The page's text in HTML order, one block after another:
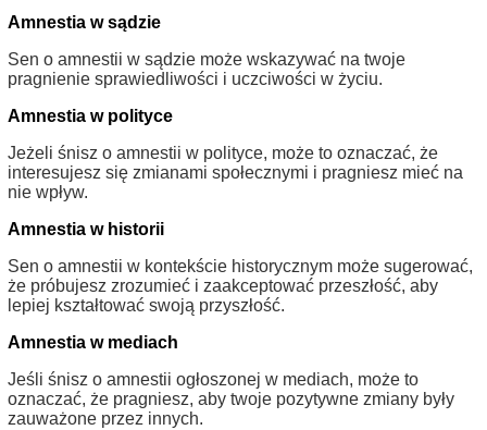
Amnestia w sądzie
Sen o amnestii w sądzie może wskazywać na twoje
pragnienie sprawiedliwości i uczciwości w życiu.
Amnestia w polityce
Jeżeli śnisz o amnestii w polityce, może to oznaczać, że
interesujesz się zmianami społecznymi i pragniesz mieć na
nie wpływ.
Amnestia w historii
Sen o amnestii w kontekście historycznym może sugerować,
że próbujesz zrozumieć i zaakceptować przeszłość, aby
lepiej kształtować swoją przyszłość.
Amnestia w mediach
Jeśli śnisz o amnestii ogłoszonej w mediach, może to
oznaczać, że pragniesz, aby twoje pozytywne zmiany były
zauważone przez innych.